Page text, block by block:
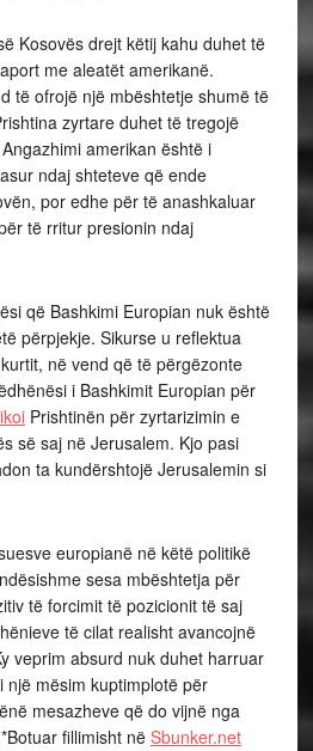
Kosovës drejt këtij kahu duhet të
me aleatët amerikanë.
të ofrojë një mbështetje shumë të
zyrtare duhet të tregojë
amerikan është i
ndaj shteteve që ende
por edhe për të anashkaluar
të rritur presionin ndaj
që Bashkimi Europian nuk është
përpjekje. Sikurse u reflektua
në vend që të përgëzonte
i Bashkimit Europian për
Prishtinën për zyrtarizimin e
së saj në Jerusalem. Kjo pasi
ta kundërshtojë Jerusalemin si
europianë në këtë politikë
sesa mbështetja për
të forcimit të pozicionit të saj
të cilat realisht avancojnë
veprim absurd nuk duhet harruar
mësim kuptimplotë për
mesazheve që do vijnë nga
fillimisht në Sbunker.net